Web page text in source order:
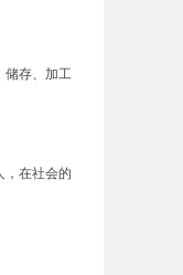
储存、加工
，在社会的